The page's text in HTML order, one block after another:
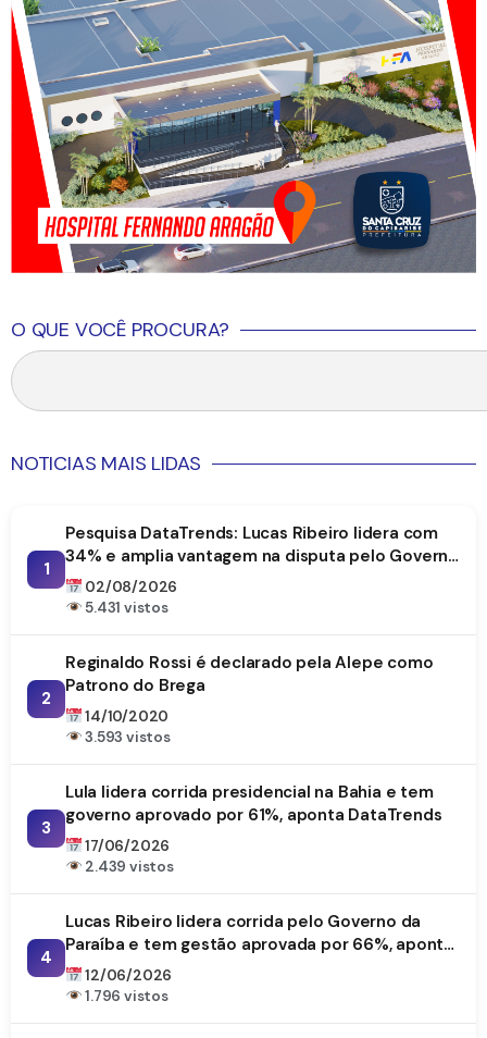
O QUE VOCÊ PROCURA?
NOTICIAS MAIS LIDAS
1
Pesquisa DataTrends: Lucas Ribeiro lidera com
34% e amplia vantagem na disputa pelo Governo
da Paraíba
02/08/2026
5.431 vistos
2
Reginaldo Rossi é declarado pela Alepe como
Patrono do Brega
14/10/2020
3.593 vistos
3
Lula lidera corrida presidencial na Bahia e tem
governo aprovado por 61%, aponta DataTrends
17/06/2026
2.439 vistos
4
Lucas Ribeiro lidera corrida pelo Governo da
Paraíba e tem gestão aprovada por 66%, aponta
DataTrends
12/06/2026
1.796 vistos